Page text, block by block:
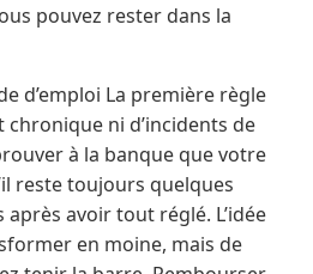
pouvez rester dans la
d’emploi La première règle
chronique ni d’incidents de
à la banque que votre
reste toujours quelques
avoir tout réglé. L’idée
en moine, mais de